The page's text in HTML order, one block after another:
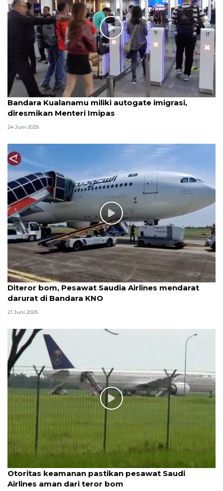
Bandara Kualanamu miliki autogate imigrasi,
diresmikan Menteri Imipas
24 Juni 2025
Diteror bom, Pesawat Saudia Airlines mendarat
darurat di Bandara KNO
21 Juni 2025
Otoritas keamanan pastikan pesawat Saudi
Airlines aman dari teror bom